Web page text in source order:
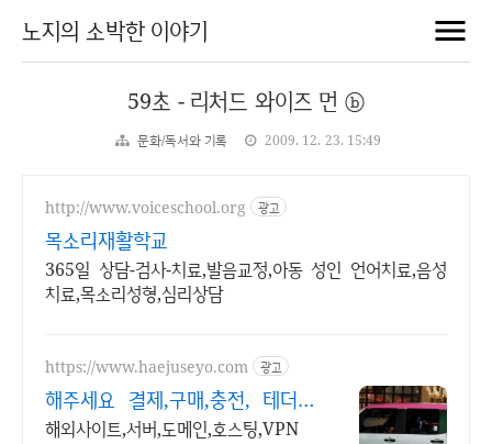
노지의 소박한 이야기
59초 - 리처드 와이즈 먼 ⓑ
문화/독서와 기록 2009. 12. 23. 15:49
http://www.voiceschool.org 광고
목소리재활학교
365일 상담-검사-치료,발음교정,아동 성인 언어치료,음성
치료,목소리성형,심리상담
https://www.haejuseyo.com 광고
해주세요 결제,구매,충전, 테더송
금등
해외사이트,서버,도메인,호스팅,VPN